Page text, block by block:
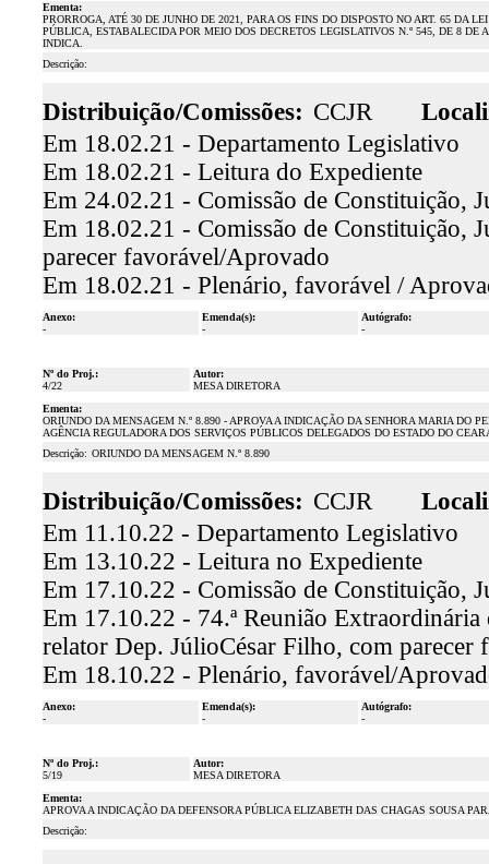
Ementa:
PRORROGA, ATÉ 30 DE JUNHO DE 2021, PARA OS FINS DO DISPOSTO NO ART. 65 DA
PÚBLICA, ESTABALECIDA POR MEIO DOS DECRETOS LEGISLATIVOS N.º 545, DE 8
INDICA.
Descrição:
Distribuição/Comissões: CCJR
Em 18.02.21 - Departamento Legislativo
Em 18.02.21 - Leitura do Expediente
Em 24.02.21 - Comissão de Constituição,
Em 18.02.21 - Comissão de Constituição,
parecer favorável/Aprovado
Em 18.02.21 - Plenário, favorável /
Anexo:
-
Emenda(s):
-
Autógrafo:
-
Nº do Proj.:
4/22
Autor:
MESA DIRETORA
Ementa:
ORIUNDO DA MENSAGEM N.º 8.890 - APROVA A INDICAÇÃO DA SENHORA MARIA DO
AGÊNCIA REGULADORA DOS SERVIÇOS PÚBLICOS DELEGADOS DO ESTADO DO
Descrição: ORIUNDO DA MENSAGEM N.º 8.890
Distribuição/Comissões: CCJR
Em 11.10.22 - Departamento Legislativo
Em 13.10.22 - Leitura no Expediente
Em 17.10.22 - Comissão de Constituição,
Em 17.10.22 - 74.ª Reunião Extraordinária
relator Dep. JúlioCésar Filho, com parecer
Em 18.10.22 - Plenário, favorável/
Anexo:
-
Emenda(s):
-
Autógrafo:
-
Nº do Proj.:
5/19
Autor:
MESA DIRETORA
Ementa:
APROVA A INDICAÇÃO DA DEFENSORA PÚBLICA ELIZABETH DAS CHAGAS SOUSA
Descrição: